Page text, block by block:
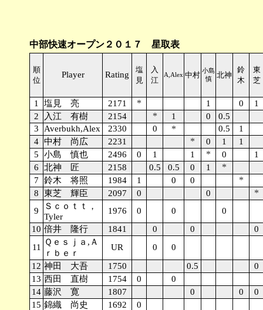
中部快速オープン２０１７ 星取表
順
位
Player Rating
塩
見
入
江
A,Alex 中村 小島
慎
北神
鈴
木
東
芝
1 塩見 亮 2171 * 1 0
1
2
入江 有樹 2154 * 1 0
0.5
3
Averbukh,Alex 2330 0 * 0.5
1
4 中村 尚広 2231 * 0 1
1
5
小島 慎也 2496 0 1 1 * 0
1
6
北神 匠 2158 0.5 0.5 0 1 *
7 鈴木 将照 1984 1 0 0 *
8 東芝 輝臣 2097 0 0 *
9
Ｓｃｏｔｔ，
Tyler
1976 0 0
0
10 倍井 隆行 1841 0 0
0
11
Ｑｅｓｊａ,Ａ
ｒｂｅｒ
UR 0
0
12 神田 大吾 1750 0.5
0
13 西田 直樹 1754 0
0
14 藤沢 寛 1807 0 0
0
15 錦織 尚史 1692
0